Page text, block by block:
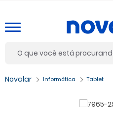
Informática Tablet